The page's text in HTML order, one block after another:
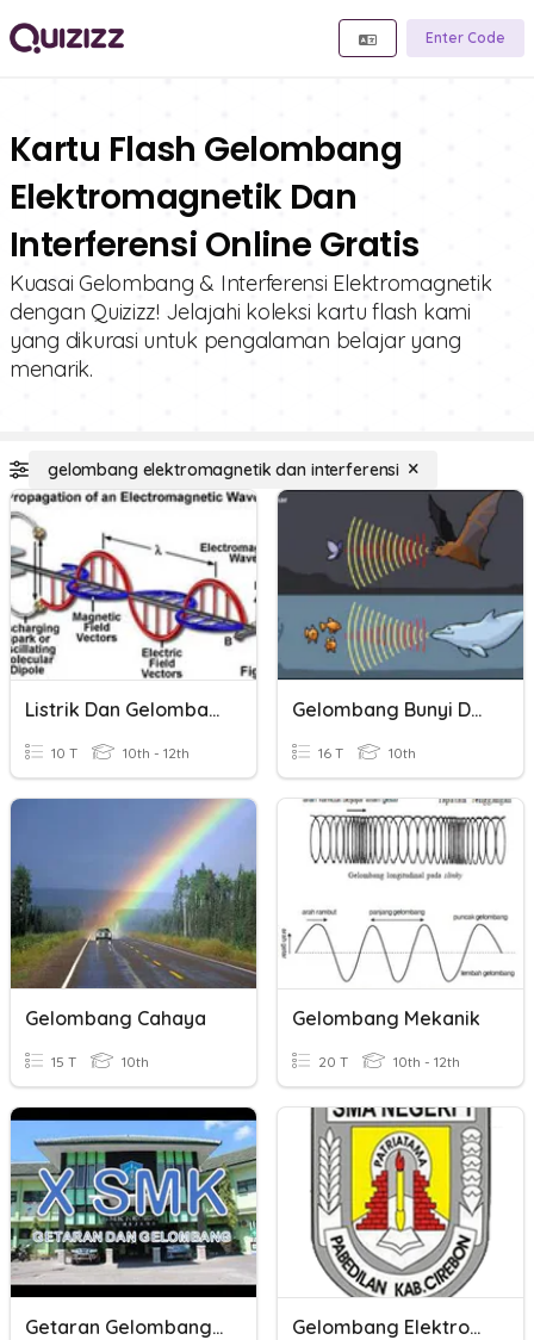
Enter Code
Kartu Flash Gelombang
Elektromagnetik Dan
Interferensi Online Gratis
Kuasai Gelombang & Interferensi Elektromagnetik
dengan Quizizz! Jelajahi koleksi kartu flash kami
yang dikurasi untuk pengalaman belajar yang
menarik.
gelombang elektromagnetik dan interferensi
Listrik Dan Gelombang Elektromagnetik
10 T 10th - 12th
Gelombang Bunyi Dan Cahaya
16 T 10th
Gelombang Cahaya
15 T 10th
Gelombang Mekanik
20 T 10th - 12th
Getaran Gelombang SMK Gelombang Elektromagnetik